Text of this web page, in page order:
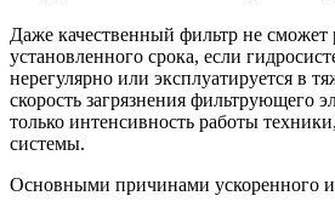
Даже качественный фильтр не сможет
установленного срока, если
нерегулярно или эксплуатируется в
скорость загрязнения фильтрующего
только интенсивность работы
системы.
Основными причинами ускоренного